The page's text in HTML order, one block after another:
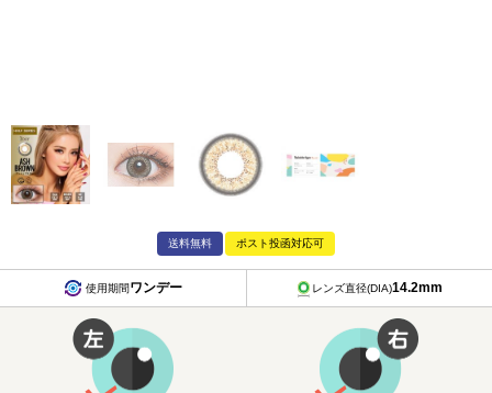
送料無料 ポスト投函対応可
使用期間ワンデー レンズ直径(DIA)14.2mm